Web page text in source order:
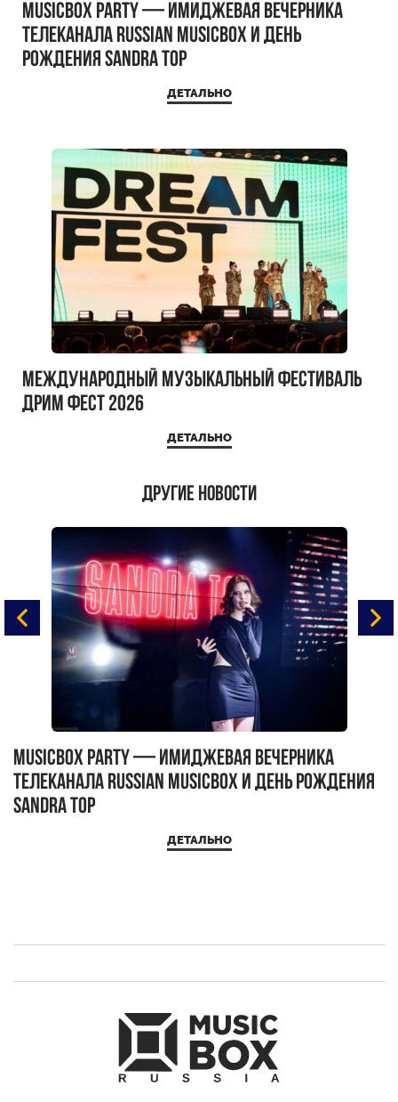
MUSICBOX PARTY — имиджевая вечерника
телеканала RUSSIAN MUSICBOX и день
рождения Sandra Top
ДЕТАЛЬНО
Международный музыкальный фестиваль
ДРИМ ФЕСТ 2026
ДЕТАЛЬНО
Другие новости
MUSICBOX PARTY — имиджевая вечерника
телеканала RUSSIAN MUSICBOX и день рождения
Sandra Top
ДЕТАЛЬНО